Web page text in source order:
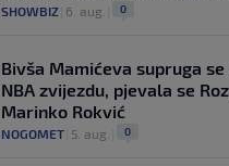
SHOWBIZ 6. aug. 0
Bivša Mamićeva supruga se
NBA zvijezdu, pjevala se
Marinko Rokvić
NOGOMET 5. aug. 0